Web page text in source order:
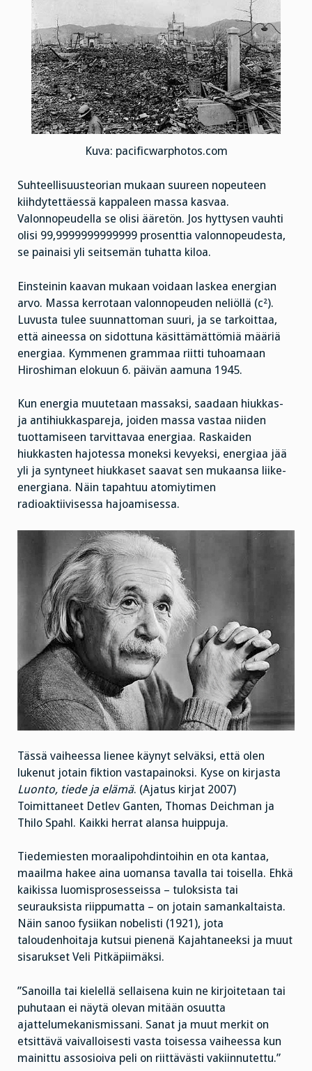
Kuva: pacificwarphotos.com
Suhteellisuusteorian mukaan suureen nopeuteen
kiihdytettäessä kappaleen massa kasvaa.
Valonnopeudella se olisi ääretön. Jos hyttysen vauhti
olisi 99,9999999999999 prosenttia valonnopeudesta,
se painaisi yli seitsemän tuhatta kiloa.
Einsteinin kaavan mukaan voidaan laskea energian
arvo. Massa kerrotaan valonnopeuden neliöllä (c²).
Luvusta tulee suunnattoman suuri, ja se tarkoittaa,
että aineessa on sidottuna käsittämättömiä määriä
energiaa. Kymmenen grammaa riitti tuhoamaan
Hiroshiman elokuun 6. päivän aamuna 1945.
Kun energia muutetaan massaksi, saadaan hiukkas-
ja antihiukkaspareja, joiden massa vastaa niiden
tuottamiseen tarvittavaa energiaa. Raskaiden
hiukkasten hajotessa moneksi kevyeksi, energiaa jää
yli ja syntyneet hiukkaset saavat sen mukaansa liike-
energiana. Näin tapahtuu atomiytimen
radioaktiivisessa hajoamisessa.
Tässä vaiheessa lienee käynyt selväksi, että olen
lukenut jotain fiktion vastapainoksi. Kyse on kirjasta
Luonto, tiede ja elämä. (Ajatus kirjat 2007)
Toimittaneet Detlev Ganten, Thomas Deichman ja
Thilo Spahl. Kaikki herrat alansa huippuja.
Tiedemiesten moraalipohdintoihin en ota kantaa,
maailma hakee aina uomansa tavalla tai toisella. Ehkä
kaikissa luomisprosesseissa – tuloksista tai
seurauksista riippumatta – on jotain samankaltaista.
Näin sanoo fysiikan nobelisti (1921), jota
taloudenhoitaja kutsui pienenä Kajahtaneeksi ja muut
sisarukset Veli Pitkäpiimäksi.
”Sanoilla tai kielellä sellaisena kuin ne kirjoitetaan tai
puhutaan ei näytä olevan mitään osuutta
ajattelumekanismissani. Sanat ja muut merkit on
etsittävä vaivalloisesti vasta toisessa vaiheessa kun
mainittu assosioiva peli on riittävästi vakiinnutettu.”